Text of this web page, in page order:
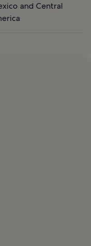
and Central